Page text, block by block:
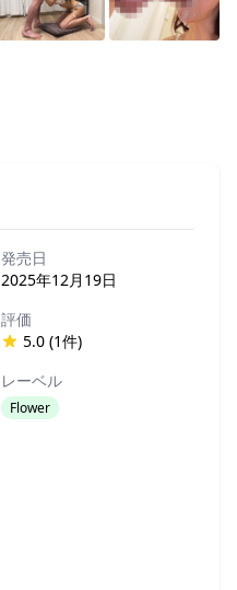
発売日
2025年12月19日
評価
5.0 (1件)
レーベル
Flower